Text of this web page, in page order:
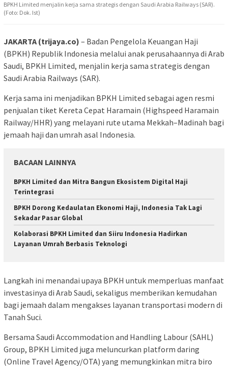
BPKH Limited menjalin kerja sama strategis dengan Saudi Arabia Railways (SAR).
(Foto: Dok. Ist)
JAKARTA (trijaya.co) – Badan Pengelola Keuangan Haji
(BPKH) Republik Indonesia melalui anak perusahaannya di Arab
Saudi, BPKH Limited, menjalin kerja sama strategis dengan
Saudi Arabia Railways (SAR).
Kerja sama ini menjadikan BPKH Limited sebagai agen resmi
penjualan tiket Kereta Cepat Haramain (Highspeed Haramain
Railway/HHR) yang melayani rute utama Mekkah–Madinah bagi
jemaah haji dan umrah asal Indonesia.
BACAAN LAINNYA
BPKH Limited dan Mitra Bangun Ekosistem Digital Haji
Terintegrasi
BPKH Dorong Kedaulatan Ekonomi Haji, Indonesia Tak Lagi
Sekadar Pasar Global
Kolaborasi BPKH Limited dan Siiru Indonesia Hadirkan
Layanan Umrah Berbasis Teknologi
Langkah ini menandai upaya BPKH untuk memperluas manfaat
investasinya di Arab Saudi, sekaligus memberikan kemudahan
bagi jemaah dalam mengakses layanan transportasi modern di
Tanah Suci.
Bersama Saudi Accommodation and Handling Labour (SAHL)
Group, BPKH Limited juga meluncurkan platform daring
(Online Travel Agency/OTA) yang memungkinkan mitra biro